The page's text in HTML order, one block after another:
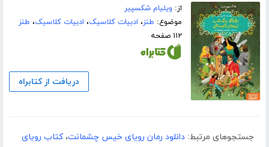
از: ویلیام شکسپیر
موضوع: طنز، ادبیات کلاسیک، ادبیات کلاسیک، طنز
۱۱۲ صفحه
دریافت از کتابراه
جستجوهای مرتبط: دانلود رمان رویای خیس چشمانت،کتاب رویای